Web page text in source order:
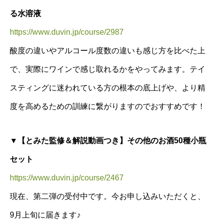
る水溶液
https://www.duvin.jp/course/2987
酸度の違いやアルコール度数の違いも感じ方を比べた上
で、実際にワインで感じ取れるかをやってみます。テイ
スティングに迷われている方の根本の底上げや、より精
度を高めるための訓練に繋がりますのでおすすめです！
▼【とみた監修＆解説動画つき】その他のお酒50種小瓶
セット
https://www.duvin.jp/course/2467
現在、第二弾の受付中です。今お申し込みいただくと、
9月上旬に届きます♪